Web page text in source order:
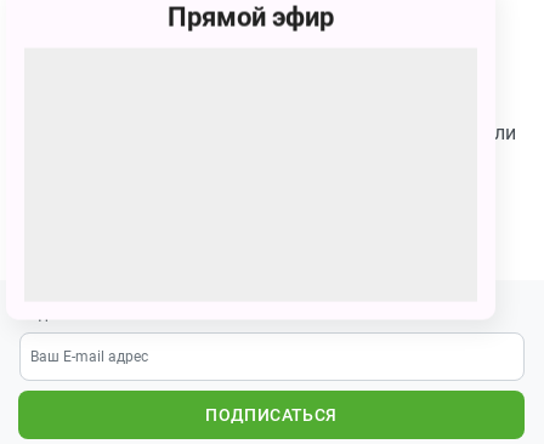
114 голосов
каникулы.Друзья пошли в аквапарк и весело провели
ПОДПИСАТЬСЯ
Прямой эфир